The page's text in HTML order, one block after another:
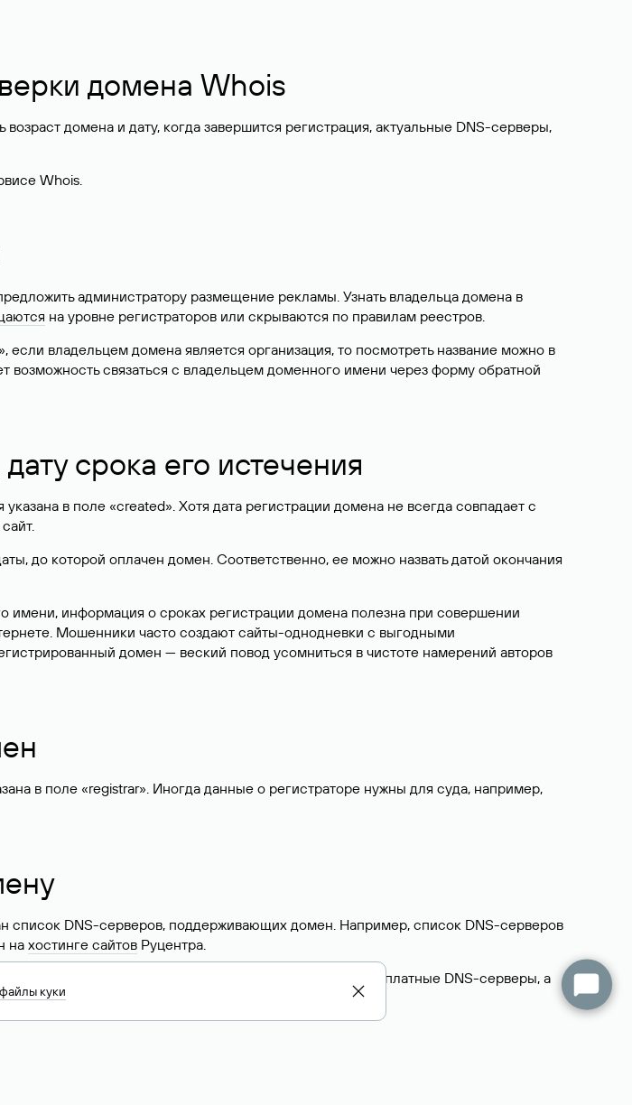
домена Whois
домена и дату, когда завершится регистрация, актуальные DNS-серверы,
Whois.
администратору размещение рекламы. Узнать владельца домена в
на уровне регистраторов или скрываются по правилам реестров.
владельцем домена является организация, то посмотреть название можно в
возможность связаться с владельцем доменного имени через форму обратной
срока его истечения
в поле «created». Хотя дата регистрации домена не всегда совпадает с
до которой оплачен домен. Соответственно, ее можно назвать датой окончания
имени, информация о сроках регистрации домена полезна при совершении
Мошенники часто создают сайты-однодневки с выгодными
домен — веский повод усомниться в чистоте намерений авторов
в поле «registrar». Иногда данные о регистраторе нужны для суда, например,
список DNS-серверов, поддерживающих домен. Например, список DNS-серверов
на хостинге сайтов Руцентра.
Иногда владельцы сайтов делегируют домен на бесплатные DNS-серверы, а
файлы куки